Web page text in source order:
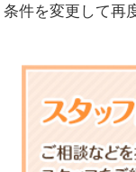
条件を変更して再